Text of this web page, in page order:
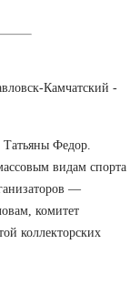
Камчатский -
Федор.
видам спорта
—
комитет
коллекторских